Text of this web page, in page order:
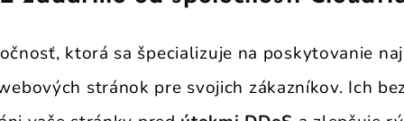
ktorá sa špecializuje na poskytovanie
stránok pre svojich zákazníkov. Ich